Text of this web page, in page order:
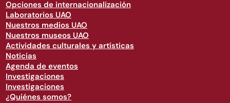
Opciones de internacionalización
Laboratorios UAO
Nuestros medios UAO
Nuestros museos UAO
Actividades culturales y artísticas
Noticias
Agenda de eventos
Investigaciones
Investigaciones
¿Quiénes somos?